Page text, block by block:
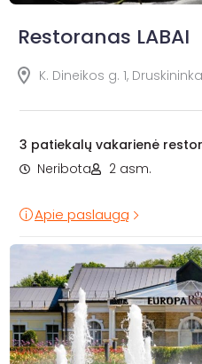
Restoranas LABAI
K. Dineikos g. 1,
3 patiekalų vakarienė
Neribota
2 asm.
Apie paslaugą